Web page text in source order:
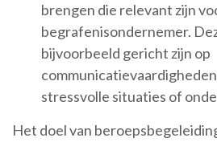
brengen die relevant zijn
begrafenisondernemer.
bijvoorbeeld gericht zijn op
stressvolle situaties of
Het doel van